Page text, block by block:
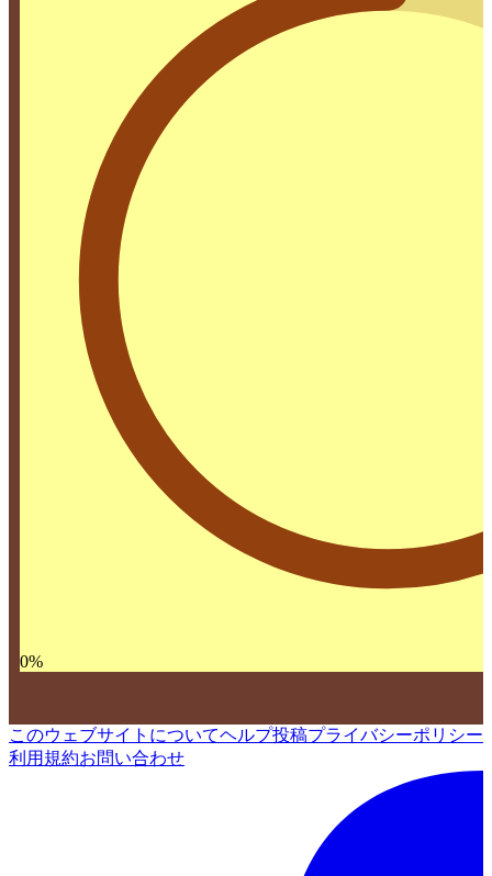
0%
このウェブサイトについてヘルプ投稿プライバシーポリシー
利用規約お問い合わせ